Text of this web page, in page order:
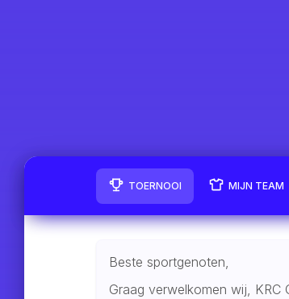
TOERNOOI MIJN TEAM
Beste sportgenoten,
Graag verwelkomen wij,